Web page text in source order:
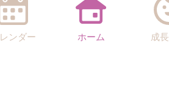
ンダー ホーム 成